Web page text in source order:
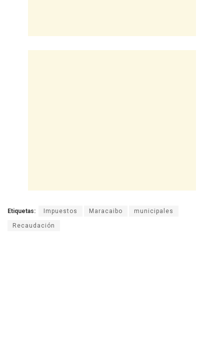
Etiquetas: Impuestos Maracaibo municipales
Recaudación